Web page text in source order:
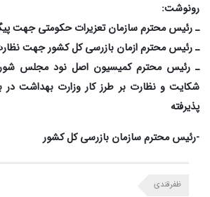
رونوشت:
ـ رئیس محترم سازمان تعزیرات حکومتی جهت
ـ رئیس محترم ازمان بازرسی کل کشور جهت
ـ رئیس محترم کمیسیون اصل نود مجلس
شکایت و نظارت بر طرز کار وزارت بهداشت
پذیرفته
-رئیس محترم سازمان بازرسی کل کشور
ظفرقندی